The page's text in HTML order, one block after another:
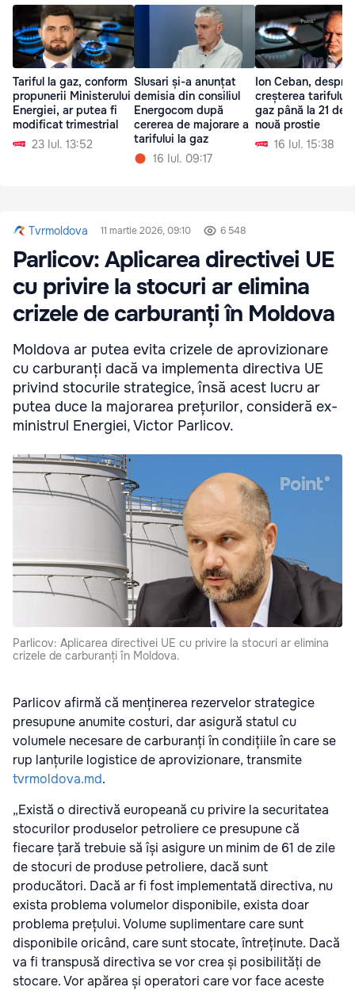
Tariful la gaz, conform
propunerii Ministerului
Energiei, ar putea fi
modificat trimestrial
23 Iul. 13:52
Slusari și-a anunțat
demisia din consiliul
Energocom după
cererea de majorare a
tarifului la gaz
16 Iul. 09:17
Ion Ceban, despre
creșterea tarifului
gaz până la 21 de
nouă prostie
16 Iul. 15:38
Tvrmoldova 11 martie 2026, 09:10 6 548
Parlicov: Aplicarea directivei UE
cu privire la stocuri ar elimina
crizele de carburanți în Moldova
Moldova ar putea evita crizele de aprovizionare
cu carburanți dacă va implementa directiva UE
privind stocurile strategice, însă acest lucru ar
putea duce la majorarea prețurilor, consideră ex-
ministrul Energiei, Victor Parlicov.
Parlicov: Aplicarea directivei UE cu privire la stocuri ar elimina
crizele de carburanți în Moldova.
Parlicov afirmă că menținerea rezervelor strategice
presupune anumite costuri, dar asigură statul cu
volumele necesare de carburanți în condițiile în care se
rup lanțurile logistice de aprovizionare, transmite
tvrmoldova.md.
„Există o directivă europeană cu privire la securitatea
stocurilor produselor petroliere ce presupune că
fiecare țară trebuie să își asigure un minim de 61 de zile
de stocuri de produse petroliere, dacă sunt
producători. Dacă ar fi fost implementată directiva, nu
exista problema volumelor disponibile, exista doar
problema prețului. Volume suplimentare care sunt
disponibile oricând, care sunt stocate, întreținute. Dacă
va fi transpusă directiva se vor crea și posibilități de
stocare. Vor apărea și operatori care vor face aceste